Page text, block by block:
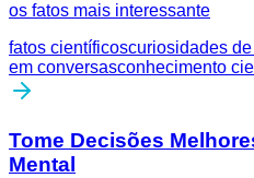
os fatos mais interessante
fatos científicoscuriosidades
em conversasconhecimento
Tome Decisões
Mental